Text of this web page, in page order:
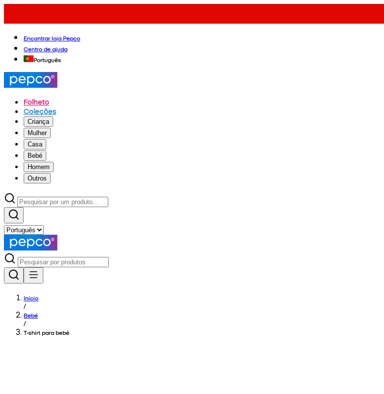
Encontrar loja Pepco
Centro de ajuda
Português
Folheto
Coleções
Criança
Mulher
Casa
Bebé
Homem
Outros
Início
/
Bebé
/
T-shirt para bebé